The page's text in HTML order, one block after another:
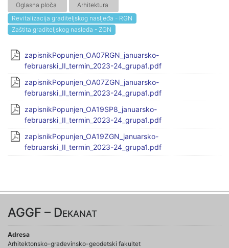
Oglasna ploča
Arhitektura
Revitalizacija graditeljskog nasljeđa - RGN
Zaštita graditeljskog nasleđa - ZGN
zapisnikPopunjen_OA07RGN_januarsko-
februarski_II_termin_2023-24_grupa1.pdf
zapisnikPopunjen_OA07ZGN_januarsko-
februarski_II_termin_2023-24_grupa1.pdf
zapisnikPopunjen_OA19SP8_januarsko-
februarski_II_termin_2023-24_grupa1.pdf
zapisnikPopunjen_OA19ZGN_januarsko-
februarski_II_termin_2023-24_grupa1.pdf
AGGF – Dekanat
Adresa
Arhitektonsko-građevinsko-geodetski fakultet